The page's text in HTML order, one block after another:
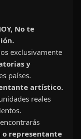
No te
exclusivamente
y
países.
artístico.
reales
o representante